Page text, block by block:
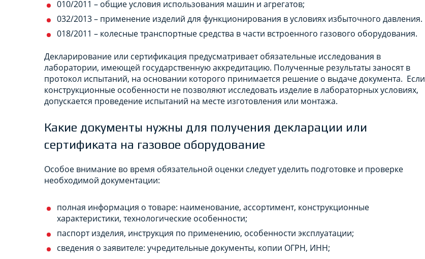
010/2011 – общие условия использования машин и агрегатов;
032/2013 – применение изделий для функционирования в условиях избыточного давления.
018/2011 – колесные транспортные средства в части встроенного газового оборудования.
Декларирование или сертификация предусматривает обязательные исследования в
лаборатории, имеющей государственную аккредитацию. Полученные результаты заносят в
протокол испытаний, на основании которого принимается решение о выдаче документа. Если
конструкционные особенности не позволяют исследовать изделие в лабораторных условиях,
допускается проведение испытаний на месте изготовления или монтажа.
Какие документы нужны для получения декларации или
сертификата на газовое оборудование
Особое внимание во время обязательной оценки следует уделить подготовке и проверке
необходимой документации:
полная информация о товаре: наименование, ассортимент, конструкционные
характеристики, технологические особенности;
паспорт изделия, инструкция по применению, особенности эксплуатации;
сведения о заявителе: учредительные документы, копии ОГРН, ИНН;